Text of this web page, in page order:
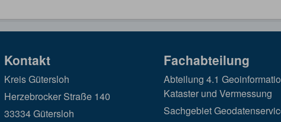
Kontakt
Kreis Gütersloh
Herzebrocker Straße 140
33334 Gütersloh
Fachabteilung
Abteilung 4.1
Kataster und Vermessung
Sachgebiet